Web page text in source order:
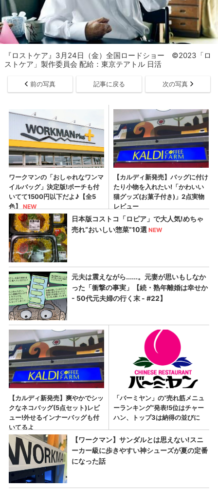
『ロストケア』3月24日（金）全国ロードショー ©2023「ロ
ストケア」製作委員会 配給：東京テアトル 日活
前の写真 記事に戻る 次の写真